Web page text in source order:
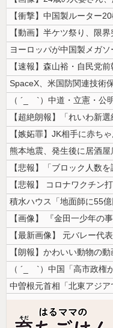
【動画】半ケツ祭り、限
ヨーロッパが中国製メガ
【嫉妬罪】JK相手に赤ち
熊本地震、発生後に居酒
【悲報】 コロナワクチン
中曽根元首相「北東アジ